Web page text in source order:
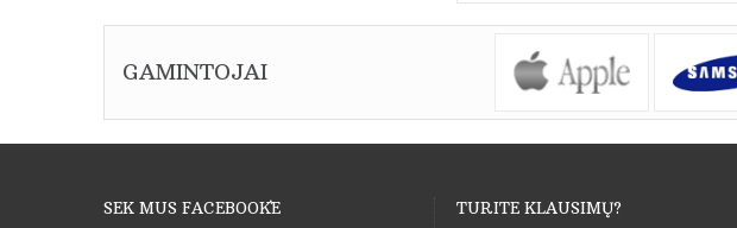
GAMINTOJAI
SEK MUS FACEBOOK`E TURITE KLAUSIMŲ?